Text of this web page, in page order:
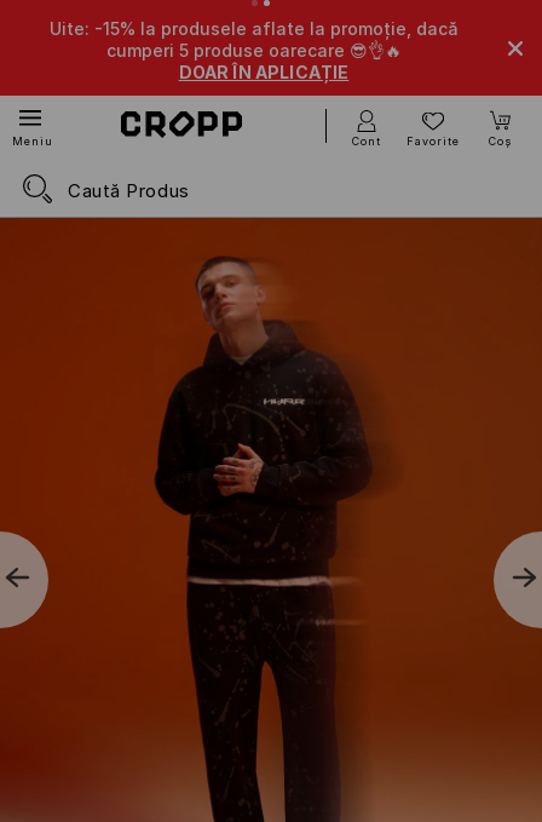
Uite: -15% la produsele aflate la promoție, dacă
cumperi 5 produse oarecare 😎👌🔥
DOAR ÎN APLICAȚIE
Meniu Cont Favorite Coș